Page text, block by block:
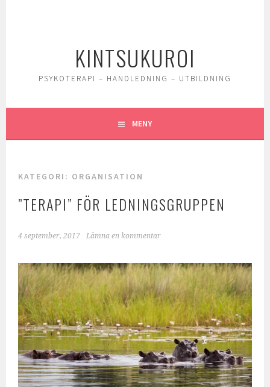
KINTSUKUROI
PSYKOTERAPI – HANDLEDNING – UTBILDNING
MENY
KATEGORI: ORGANISATION
”TERAPI” FÖR LEDNINGSGRUPPEN
4 september, 2017 Lämna en kommentar